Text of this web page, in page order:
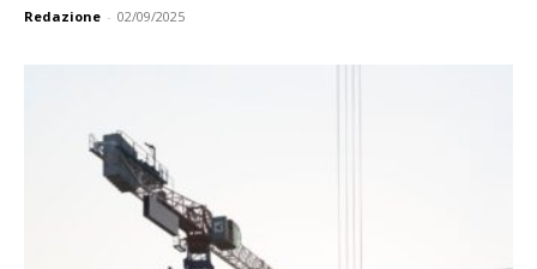
Redazione - 02/09/2025